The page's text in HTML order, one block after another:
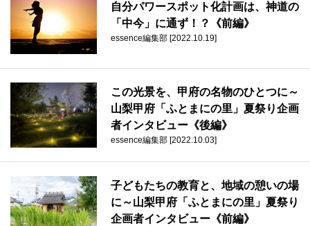
自分パワースポット化計画は、神道の
「中今」に通ず！？《前編》
essence編集部 [2022.10.19]
この光景を、甲府の名物のひとつに～
山梨甲府「ふとまにの里」夏祭り企画
者インタビュー《後編》
essence編集部 [2022.10.03]
子どもたちの教育と、地域の憩いの場
に～山梨甲府「ふとまにの里」夏祭り
企画者インタビュー《前編》